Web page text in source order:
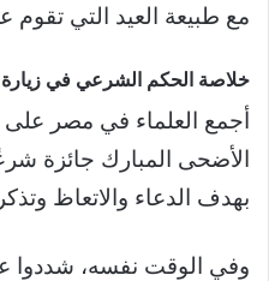
مع طبيعة العيد التي تقوم
خلاصة الحكم الشرعي في زيارة
أجمع العلماء في مصر على
الأضحى المبارك جائزة
بهدف الدعاء والاتعاظ
وفي الوقت نفسه، شددوا